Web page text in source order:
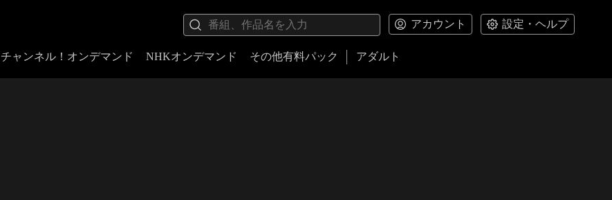
アカウント 設定・ヘルプ
チャンネル！オンデマンド NHKオンデマンド その他有料パック アダルト